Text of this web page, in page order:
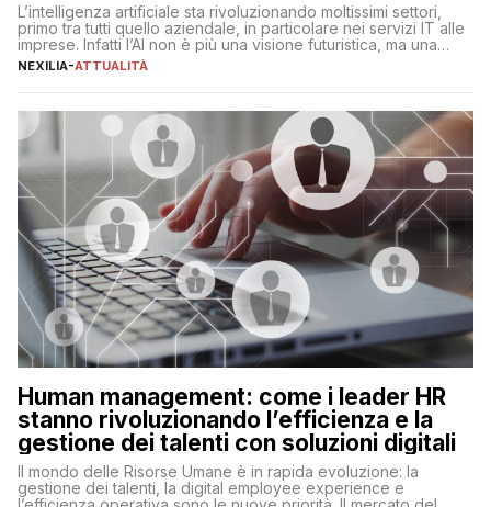
L’intelligenza artificiale sta rivoluzionando moltissimi settori,
primo tra tutti quello aziendale, in particolare nei servizi IT alle
imprese. Infatti l’AI non è più una visione futuristica, ma una
realtà operativa che sta portando a un cambio significativo in
operazioni, bensì comporta […]
NEXILIA-ATTUALITÀ
Human management: come i leader HR
stanno rivoluzionando l’efficienza e la
gestione dei talenti con soluzioni digitali
Il mondo delle Risorse Umane è in rapida evoluzione: la
gestione dei talenti, la digital employee experience e